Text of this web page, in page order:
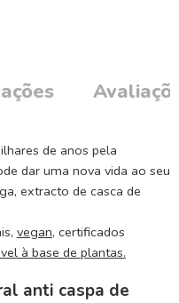
de anos pela
dar uma nova vida ao seu
extracto de casca de
vegan, certificados
à base de plantas.
anti caspa de